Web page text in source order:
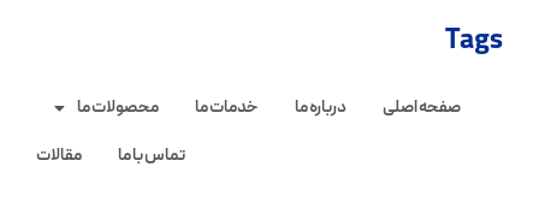
Tags
صفحه اصلی درباره ما خدمات ما
محصولات ما
تماس با ما
مقالات